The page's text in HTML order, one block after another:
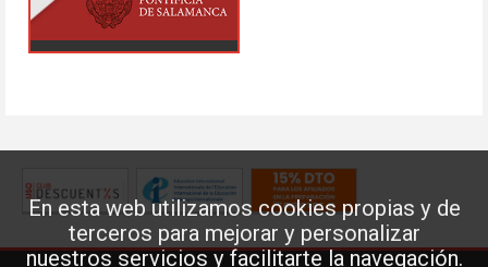
En esta web utilizamos cookies propias y de
terceros para mejorar y personalizar
nuestros servicios y facilitarte la navegación.